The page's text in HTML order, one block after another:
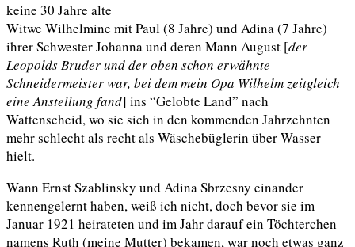
keine 30 Jahre alte
Witwe Wilhelmine mit Paul (8 Jahre) und Adina (7 Jahre)
ihrer Schwester Johanna und deren Mann August [der
Leopolds Bruder und der oben schon erwähnte
Schneidermeister war, bei dem mein Opa Wilhelm zeitgleich
eine Anstellung fand] ins “Gelobte Land” nach
Wattenscheid, wo sie sich in den kommenden Jahrzehnten
mehr schlecht als recht als Wäschebüglerin über Wasser
hielt.
Wann Ernst Szablinsky und Adina Sbrzesny einander
kennengelernt haben, weiß ich nicht, doch bevor sie im
Januar 1921 heirateten und im Jahr darauf ein Töchterchen
namens Ruth (meine Mutter) bekamen, war noch etwas ganz